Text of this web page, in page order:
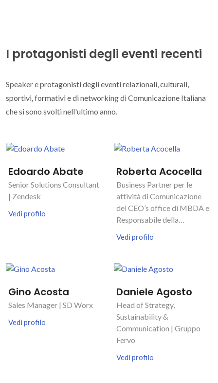
I protagonisti degli eventi recenti
Speaker e protagonisti degli eventi relazionali, culturali,
sportivi, formativi e di networking di Comunicazione Italiana
che si sono svolti nell'ultimo anno.
Edoardo Abate
Senior Solutions Consultant
| Zendesk
Vedi profilo
Roberta Acocella
Business Partner per le
attività di Comunicazione
del CEO’s office di MBDA e
Responsabile della
Italia | MBDA
Vedi profilo
Gino Acosta
Sales Manager | SD Worx
Vedi profilo
Daniele Agosto
Head of Strategy,
Sustainability &
Communication | Gruppo
Fervo
Vedi profilo